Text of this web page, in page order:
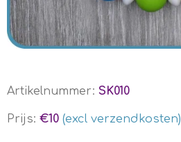
Artikelnummer: SK010
Prijs: €10 (excl verzendkosten)